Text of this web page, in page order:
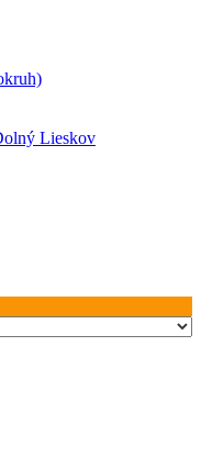
Lieskov